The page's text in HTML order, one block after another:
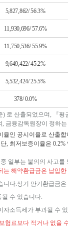
5,827,862/ 56.3%
11,930,696/ 57.6%
11,750,536/ 55.9%
9,649,422/ 45.2%
5,532,424/ 25.5%
378/ 0.0%
산출되었으며, 『
융감독원장이 정
인 공시이율로 산출합
, 최저보증이율은 0.2%
일부는 불의의 사고를
는 해약환급금은 납입
다.상기 만기환급금
수 있습니다.
소득세가 부과될 수 있
료보다 적거나 없을